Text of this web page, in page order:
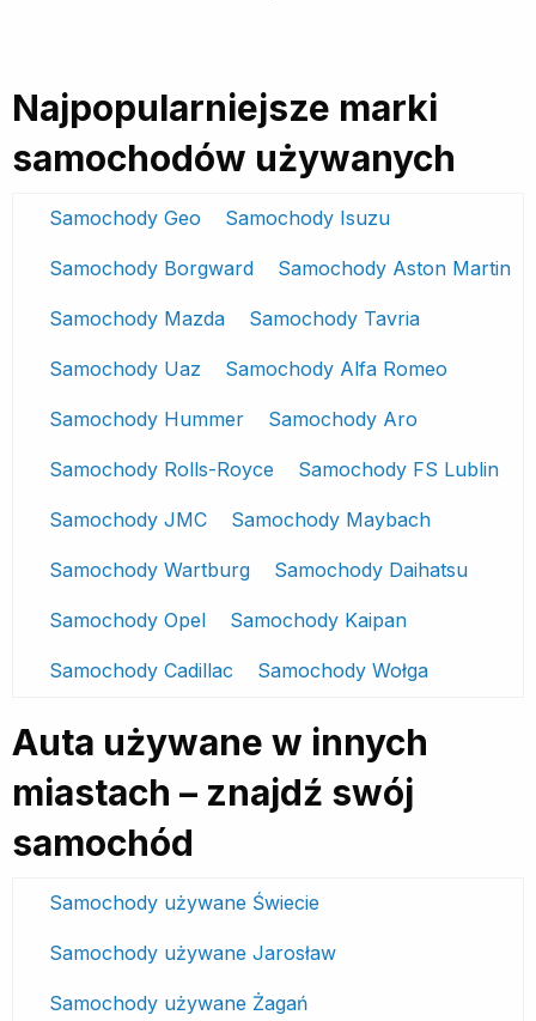
Najpopularniejsze marki
samochodów używanych
Samochody Geo Samochody Isuzu
Samochody Borgward Samochody Aston Martin
Samochody Mazda Samochody Tavria
Samochody Uaz Samochody Alfa Romeo
Samochody Hummer Samochody Aro
Samochody Rolls-Royce Samochody FS Lublin
Samochody JMC Samochody Maybach
Samochody Wartburg Samochody Daihatsu
Samochody Opel Samochody Kaipan
Samochody Cadillac Samochody Wołga
Auta używane w innych
miastach – znajdź swój
samochód
Samochody używane Świecie
Samochody używane Jarosław
Samochody używane Żagań